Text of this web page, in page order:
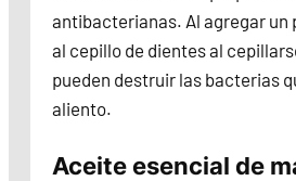
antibacterianas. Al agregar un
al cepillo de dientes al
pueden destruir las bacterias
aliento.
Aceite esencial de